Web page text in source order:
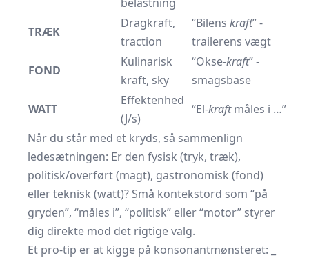
TRÆK
Dragkraft,
traction
“Bilens kraft” -
trailerens vægt
FOND
Kulinarisk
kraft, sky
“Okse-kraft” -
smagsbase
WATT
Effektenhed
(J/s)
“El-kraftmåles i …”
Når du står med et kryds, så sammenlign
ledesætningen: Er den fysisk (tryk, træk),
politisk/overført (magt), gastronomisk (fond)
eller teknisk (watt)? Små kontekstord som “på
gryden”, “måles i”, “politisk” eller “motor” styrer
dig direkte mod det rigtige valg.
Et pro-tip er at kigge på konsonantmønsteret: _